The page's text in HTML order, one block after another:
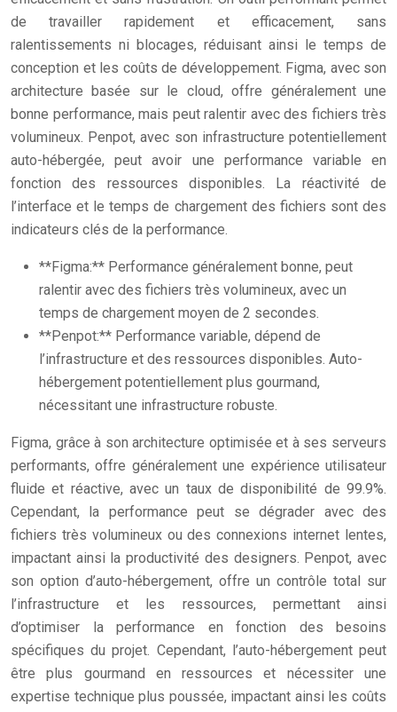
de travailler rapidement et efficacement, sans
ralentissements ni blocages, réduisant ainsi le temps de
conception et les coûts de développement. Figma, avec son
architecture basée sur le cloud, offre généralement une
bonne performance, mais peut ralentir avec des fichiers très
volumineux. Penpot, avec son infrastructure potentiellement
auto-hébergée, peut avoir une performance variable en
fonction des ressources disponibles. La réactivité de
l’interface et le temps de chargement des fichiers sont des
indicateurs clés de la performance.
**Figma:** Performance généralement bonne, peut
ralentir avec des fichiers très volumineux, avec un
temps de chargement moyen de 2 secondes.
**Penpot:** Performance variable, dépend de
l’infrastructure et des ressources disponibles. Auto-
hébergement potentiellement plus gourmand,
nécessitant une infrastructure robuste.
Figma, grâce à son architecture optimisée et à ses serveurs
performants, offre généralement une expérience utilisateur
fluide et réactive, avec un taux de disponibilité de 99.9%.
Cependant, la performance peut se dégrader avec des
fichiers très volumineux ou des connexions internet lentes,
impactant ainsi la productivité des designers. Penpot, avec
son option d’auto-hébergement, offre un contrôle total sur
l’infrastructure et les ressources, permettant ainsi
d’optimiser la performance en fonction des besoins
spécifiques du projet. Cependant, l’auto-hébergement peut
être plus gourmand en ressources et nécessiter une
expertise technique plus poussée, impactant ainsi les coûts